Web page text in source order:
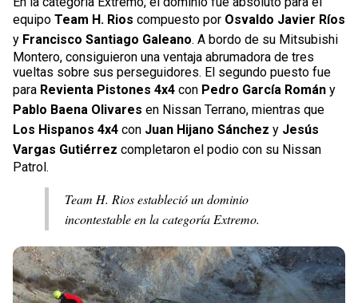
equipo Team H. Rios compuesto por Osvaldo Javier Ríos
y Francisco Santiago Galeano. A bordo de su Mitsubishi
Montero, consiguieron una ventaja abrumadora de tres
vueltas sobre sus perseguidores. El segundo puesto fue
para Revienta Pistones 4x4 con Pedro García Román y
Pablo Baena Olivares en Nissan Terrano, mientras que
Los Hispanos 4x4 con Juan Hijano Sánchez y Jesús
Vargas Gutiérrez completaron el podio con su Nissan
Patrol.
Team H. Rios estableció un dominio
incontestable en la categoría Extremo.